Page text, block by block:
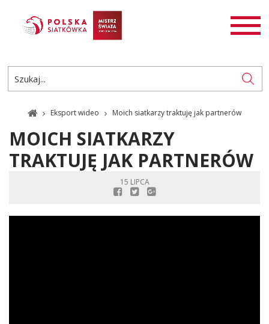
AKTUALNOŚCI
ROZGRYWKI
PL
EN
Eksport wideo Moich siatkarzy traktuję jak partnerów
MOICH SIATKARZY
TRAKTUJĘ JAK PARTNERÓW
15 LIPCA